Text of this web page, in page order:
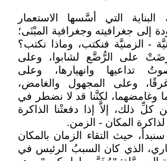
التي أسَّسها الاستعمار
إلى جغرافيته وجغرافية المبْنَى؛
- الزمنيَّة فنكتب، وماذا نكتب؟
على الرُّضَّع لشابوا، وعلى
تداعيها وانهيارها، وعلى
وعلى المجهول والغامض،
وغامضهما، لكنَّنا قد لا نضطر في
كلِّ ذلك، إلاَّ إذا دفعتْنا الذاكرة
لذاكرة المكان - الزمن.
حيث التقاء الزمان بالمكان
الذي كان السببُ الرئيس في